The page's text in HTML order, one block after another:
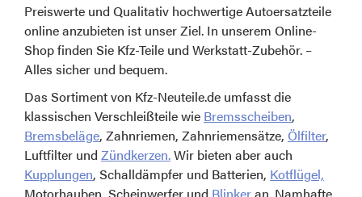
Preiswerte und Qualitativ hochwertige Autoersatzteile
online anzubieten ist unser Ziel. In unserem Online-
Shop finden Sie Kfz-Teile und Werkstatt-Zubehör. –
Alles sicher und bequem.
Das Sortiment von Kfz-Neuteile.de umfasst die
klassischen Verschleißteile wie Bremsscheiben,
Bremsbeläge, Zahnriemen, Zahnriemensätze, Ölfilter,
Luftfilter und Zündkerzen.Wir bieten aber auch
Kupplungen, Schalldämpfer und Batterien, Kotflügel,
Motorhauben, Scheinwerfer und Blinkeran. Namhafte